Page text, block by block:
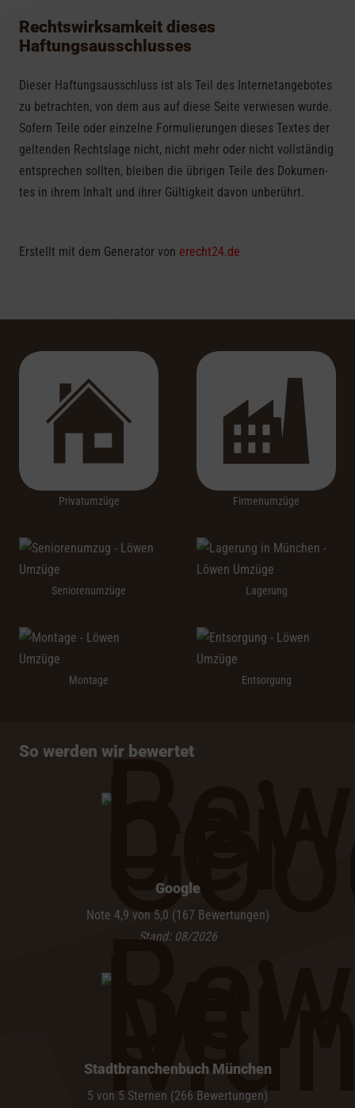
Rechts­wirk­sam­keit die­ses
Haftungsausschlusses
Die­ser Haf­tungs­aus­schluss ist als Teil des Inter­net­an­ge­bo­tes
zu betrach­ten, von dem aus auf diese Seite ver­wie­sen wurde.
Sofern Teile oder ein­zelne For­mu­lie­run­gen die­ses Tex­tes der
gel­ten­den Rechts­lage nicht, nicht mehr oder nicht voll­stän­dig
ent­spre­chen soll­ten, blei­ben die übri­gen Teile des Doku­men­
tes in ihrem Inhalt und ihrer Gül­tig­keit davon unberührt.
Erstellt mit dem Generator von erecht24.de
Privatumzüge Firmenumzüge
Seniorenumzüge Lagerung
Montage Entsorgung
So werden wir bewertet
Google
Note 4,9 von 5,0 (167 Bewertungen)
Stand: 08/2026
Stadtbranchenbuch München
5 von 5 Sternen (266 Bewertungen)